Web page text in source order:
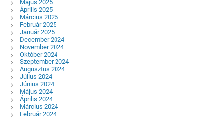
Május 2025
Április 2025
Március 2025
Február 2025
Január 2025
December 2024
November 2024
Október 2024
Szeptember 2024
Augusztus 2024
Július 2024
Június 2024
Május 2024
Április 2024
Március 2024
Február 2024